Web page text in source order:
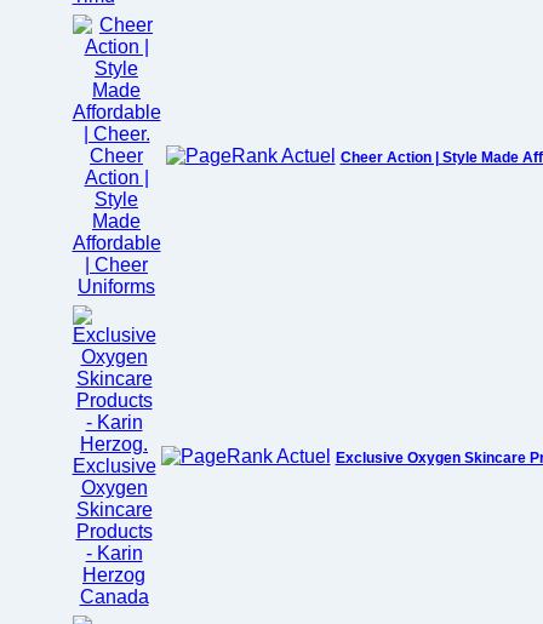
Cheer Action | Style Made
Exclusive Oxygen Skincare